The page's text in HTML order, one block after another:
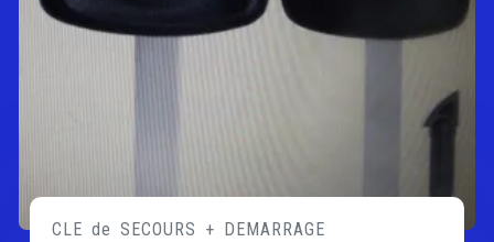
CLE de SECOURS + DEMARRAGE